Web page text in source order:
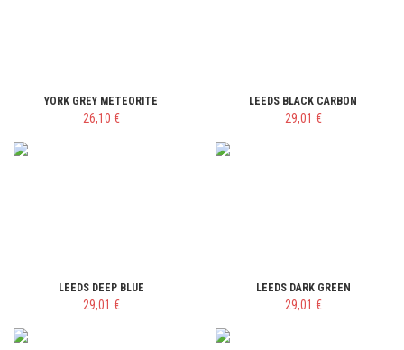
YORK GREY METEORITE
26,10 €
LEEDS BLACK CARBON
29,01 €
LEEDS DEEP BLUE
29,01 €
LEEDS DARK GREEN
29,01 €